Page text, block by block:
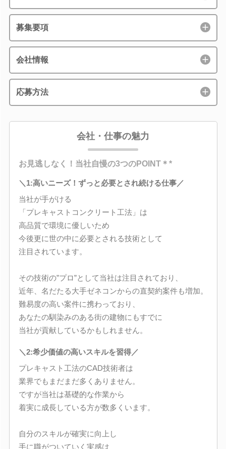
募集要項
会社情報
応募方法
会社・仕事の魅力
お見逃しなく！当社自慢の3つのPOINT＊*
＼1:高いニーズ！ずっと必要とされ続ける仕事／
当社が手がける
「プレキャストコンクリート工法」は
高品質で環境に優しいため
今後更に世の中に必要とされる技術として
注目されています。
その技術の”プロ”として当社は注目されており、
近年、名だたる大手ゼネコンからの直契約案件も増加。
難易度の高い案件に携わっており、
あなたの馴染みのある街の建物にもすでに
当社が貢献しているかもしれません。
＼2:希少価値の高いスキルを習得／
プレキャスト工法のCAD技術者は
業界でもまだまだ多くありません。
ですが当社は基礎的な作業から
着実に成長している方が数多くいます。
自分のスキルが確実に向上し
手に職がついていく実感は